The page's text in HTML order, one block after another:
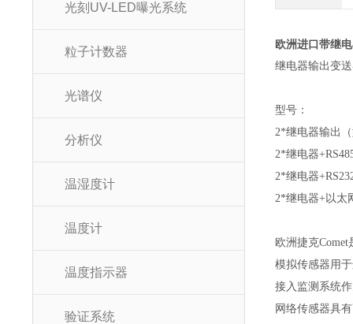
光刻UV-LED曝光系统
粒子计数器
光谱仪
分析仪
温湿度计
温度计
温度指示器
验证系统
欧洲进口带继
继电器输出变
型号：
2*继电器输出（
2*继电器
2*继电器
2*继电器+以太
欧洲捷克
模拟传感器用
接入监测系统
网络传感器具